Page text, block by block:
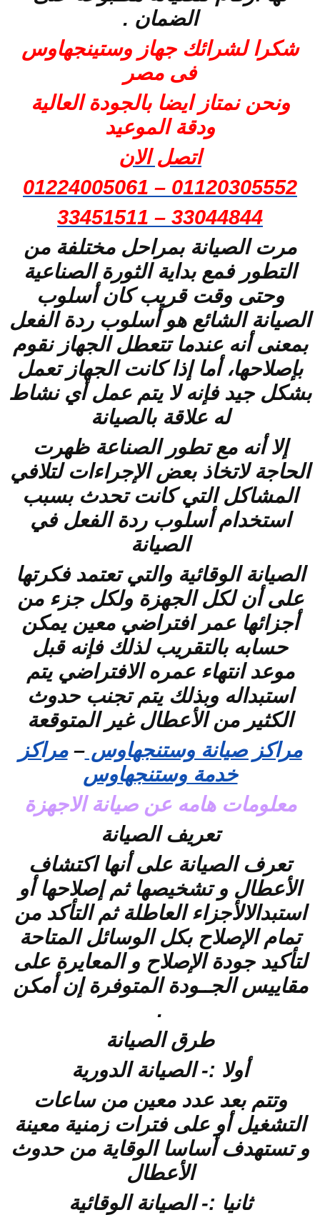
الضمان .
شكرا لشرائك جهاز وستينجهاوس
فى مصر
ونحن نمتاز ايضا بالجودة العالية
ودقة الموعيد
اتصل الان
01120305552 – 01224005061
33044844 – 33451511
مرت الصيانة بمراحل مختلفة من
التطور فمع بداية الثورة الصناعية
وحتى وقت قريب كان أسلوب
الصيانة الشائع هو أسلوب ردة الفعل
بمعنى أنه عندما تتعطل الجهاز نقوم
بإصلاحها، أما إذا كانت الجهاز تعمل
بشكل جيد فإنه لا يتم عمل أي نشاط
له علاقة بالصيانة
إلا أنه مع تطور الصناعة ظهرت
الحاجة لاتخاذ بعض الإجراءات لتلافي
المشاكل التي كانت تحدث بسبب
استخدام أسلوب ردة الفعل في
الصيانة
الصيانة الوقائية والتي تعتمد فكرتها
على أن لكل الجهزة ولكل جزء من
أجزائها عمر افتراضي معين يمكن
حسابه بالتقريب لذلك فإنه قبل
موعد انتهاء عمره الافتراضي يتم
استبداله وبذلك يتم تجنب حدوث
الكثير من الأعطال غير المتوقعة
مراكز صيانة وستنجهاوس–مراكز
خدمة وستنجهاوس
معلومات هامه عن صيانة الاجهزة
تعريف الصيانة
تعرف الصيانة على أنها اكتشاف
الأعطال و تشخيصها ثم إصلاحها أو
استبدالالأجزاء العاطلة ثم التأكد من
تمام الإصلاح بكل الوسائل المتاحة
لتأكيد جودة الإصلاح و المعايرة على
مقاييس الجــودة المتوفرة إن أمكن
.
طرق الصيانة
أولا :- الصيانة الدورية
وتتم بعد عدد معين من ساعات
التشغيل أو على فترات زمنية معينة
و تستهدف أساسا الوقاية من حدوث
الأعطال
ثانيا :- الصيانة الوقائية